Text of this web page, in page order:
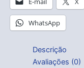
WhatsApp
Descrição
Avaliações (0)